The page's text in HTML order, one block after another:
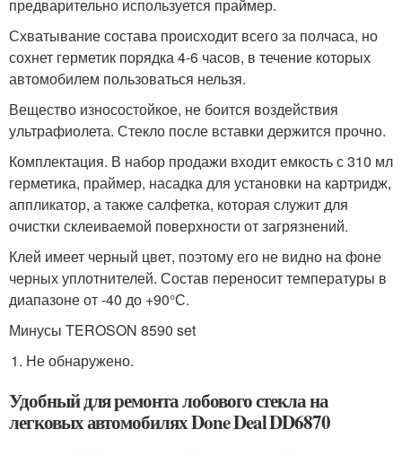
предварительно используется праймер.
Схватывание состава происходит всего за полчаса, но
сохнет герметик порядка 4-6 часов, в течение которых
автомобилем пользоваться нельзя.
Вещество износостойкое, не боится воздействия
ультрафиолета. Стекло после вставки держится прочно.
Комплектация. В набор продажи входит емкость с 310 мл
герметика, праймер, насадка для установки на картридж,
аппликатор, а также салфетка, которая служит для
очистки склеиваемой поверхности от загрязнений.
Клей имеет черный цвет, поэтому его не видно на фоне
черных уплотнителей. Состав переносит температуры в
диапазоне от -40 до +90°С.
Минусы TEROSON 8590 set
Не обнаружено.
Удобный для ремонта лобового стекла на
легковых автомобилях Done Deal DD6870